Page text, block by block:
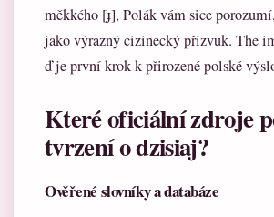
měkkého [ɟ], Polák vám sice
jako výrazný cizinecký přízvuk. The
ď je první krok k přirozené polské
Které oficiální zdroje
tvrzení o dzisiaj?
Ověřené slovníky a databáze